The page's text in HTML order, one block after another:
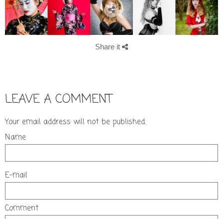
Share it
LEAVE A COMMENT
Your email address will not be published.
Name
E-mail
Comment